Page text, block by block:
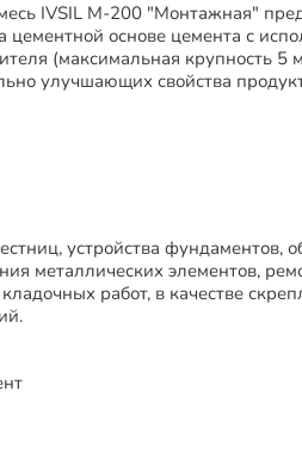
IVSIL М-200 "Монтажная"
цементной основе цемента с
(максимальная крупность 5
улучшающих свойства
устройства фундаментов,
металлических элементов,
работ, в качестве